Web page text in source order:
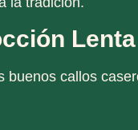
Lenta
buenos callos